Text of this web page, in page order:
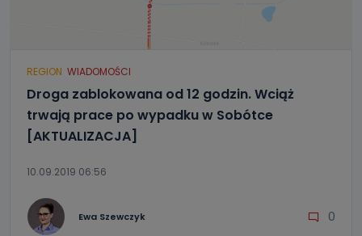
REGION WIADOMOŚCI
Droga zablokowana od 12 godzin. Wciąż
trwają prace po wypadku w Sobótce
[AKTUALIZACJA]
10.09.2019 06:56
Ewa Szewczyk 0